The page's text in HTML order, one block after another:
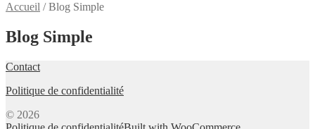
Accueil /Blog Simple
Blog Simple
Contact
Politique de confidentialité
© 2026